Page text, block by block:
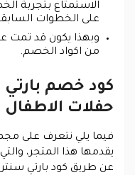
الاستمتاع بتجربة
على الخطوات
وبهذا يكون قد تمت
من اكواد الخصم.
كود خصم
حفلات الاطفال
فيما يلي نتعرف على
يقدمها هذا المتجر،
عن طريق كود بارتي سنتر: